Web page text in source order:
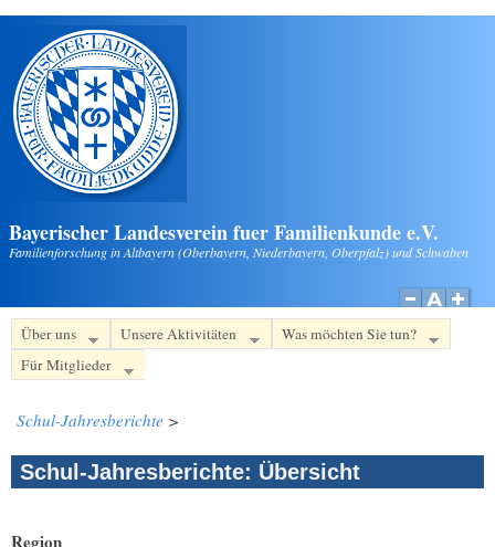
Direkt zum Inhalt
Bayerischer Landesverein fuer Familienkunde e.V.
Familienforschung in Altbayern (Oberbayern, Niederbayern, Oberpfalz) und Schwaben
Über uns Unsere Aktivitäten
Was möchten Sie tun?
Für Mitglieder
Schul-Jahresberichte >
Schul-Jahresberichte: Übersicht
Region